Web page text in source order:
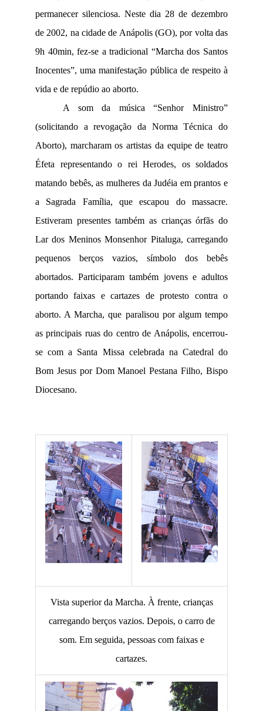
permanecer silenciosa. Neste dia 28 de dezembro
de 2002, na cidade de Anápolis (GO), por volta das
9h 40min, fez-se a tradicional “Marcha dos Santos
Inocentes”, uma manifestação pública de respeito à
vida e de repúdio ao aborto.
A som da música “Senhor Ministro”
(solicitando a revogação da Norma Técnica do
Aborto), marcharam os artistas da equipe de teatro
Éfeta representando o rei Herodes, os soldados
matando bebês, as mulheres da Judéia em prantos e
a Sagrada Família, que escapou do massacre.
Estiveram presentes também as crianças órfãs do
Lar dos Meninos Monsenhor Pitaluga, carregando
pequenos berços vazios, símbolo dos bebês
abortados. Participaram também jovens e adultos
portando faixas e cartazes de protesto contra o
aborto. A Marcha, que paralisou por algum tempo
as principais ruas do centro de Anápolis, encerrou-
se com a Santa Missa celebrada na Catedral do
Bom Jesus por Dom Manoel Pestana Filho, Bispo
Diocesano.
Vista superior da Marcha. À frente, crianças
carregando berços vazios. Depois, o carro de
som. Em seguida, pessoas com faixas e
cartazes.